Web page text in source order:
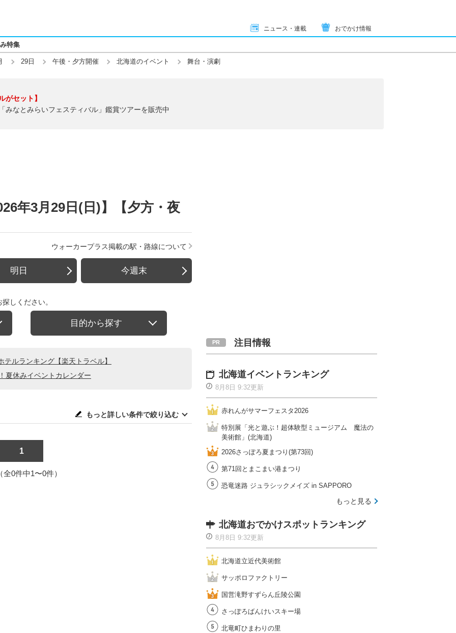
ニュース・連載 おでかけ情報
特集
29日 午後・夕方開催 北海道のイベント 舞台・演劇
がセット】
みなとみらいフェスティバル」鑑賞ツアーを販売中
年3月29日(日)】【夕方・夜
ウォーカープラス掲載の駅・路線について
明日 今週末
しください。
目的から探す
ルランキング【楽天トラベル】
夏休みイベントカレンダー
もっと詳しい条件で絞り込む
1
全0件中1〜0件）
注目情報
北海道イベントランキング
8月8日 9:32更新
赤れんがサマーフェスタ2026
特別展「光と遊ぶ！超体験型ミュージアム 魔法の
美術館」(北海道)
2026さっぽろ夏まつり(第73回)
第71回とまこまい港まつり
恐竜迷路 ジュラシックメイズ in SAPPORO
もっと見る
北海道おでかけスポットランキング
8月8日 9:32更新
北海道立近代美術館
サッポロファクトリー
国営滝野すずらん丘陵公園
さっぽろばんけいスキー場
北竜町ひまわりの里